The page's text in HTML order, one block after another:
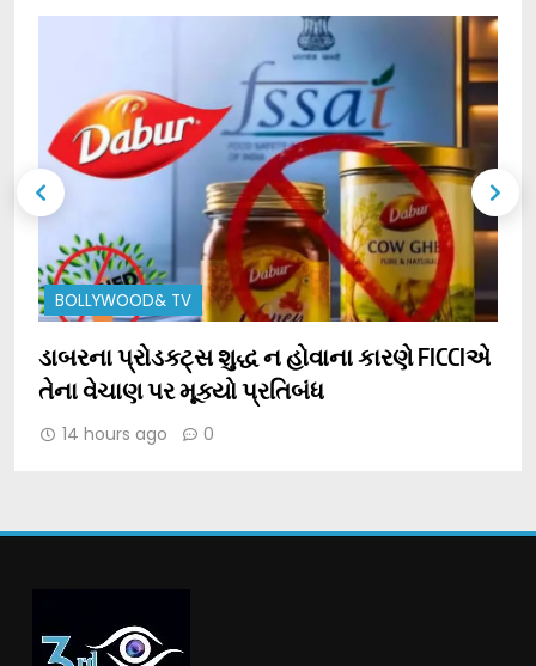
BOLLYWOOD& TV
ડાબરના પ્રોડક્ટ્સ શુદ્ધ ન હોવાના કારણે FICCIએ
તેના વેચાણ પર મૂક્યો પ્રતિબંધ
14 hours ago 0